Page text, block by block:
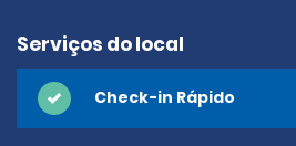
Serviços do local
Check-in Rápido